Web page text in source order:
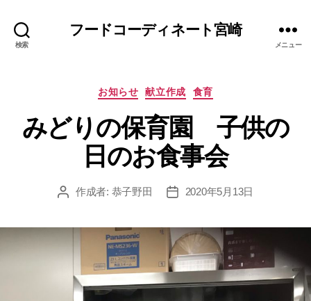
検索
フードコーディネート宮崎
メニュー
カ
ゴ
リ
ー
お知らせ 献立作成 食育
みどりの保育園 子供の
日のお食事会
投 作成者: 恭子野田
投
2020年5月13日